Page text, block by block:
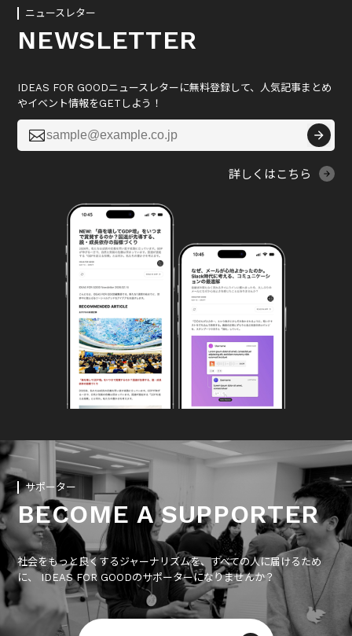
ニュースレター
NEWSLETTER
IDEAS FOR GOODニュースレターに無料登録して、人気記事まとめ
やイベント情報をGETしよう！

詳しくはこちら
サポーター
BECOME A SUPPORTER
社会をもっと良くするジャーナリズムを、すべての人に届けるため
に、 IDEAS FOR GOODのサポーターになりませんか？